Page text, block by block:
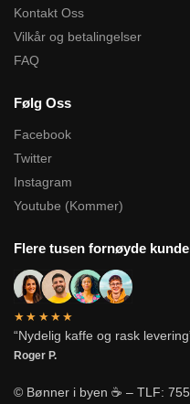
Kontakt Oss
Vilkår og betalingelser
FAQ
Følg Oss
Facebook
Twitter
Instagram
Youtube (Kommer)
Flere tusen fornøyde
★★★★★
“Nydelig kaffe og rask
Roger P.
© Bønner i byen ☕ – TLF: